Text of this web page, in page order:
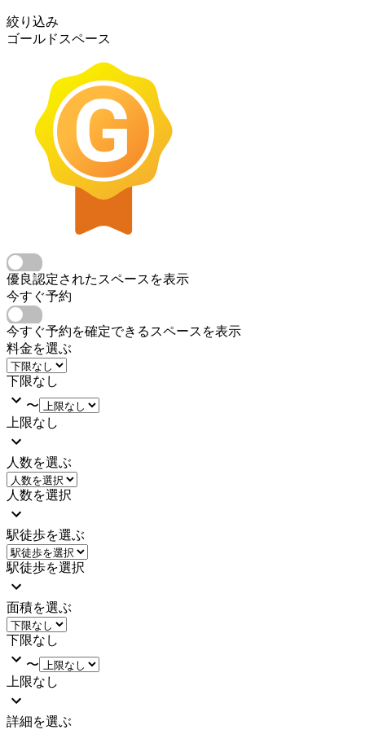
絞り込み
ゴールドスペース
優良認定されたスペースを表示
今すぐ予約
今すぐ予約を確定できるスペースを表示
料金を選ぶ
下限なし
〜
上限なし
人数を選ぶ
人数を選択
駅徒歩を選ぶ
駅徒歩を選択
面積を選ぶ
下限なし
〜
上限なし
詳細を選ぶ